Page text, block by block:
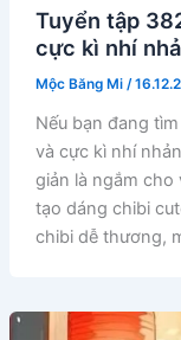
Tuyển tập
cực kì nhí
Mộc Băng Mi /
Nếu bạn đang
và cực kì nhí
giản là ngắm cho
tạo dáng chibi
chibi dễ thương,